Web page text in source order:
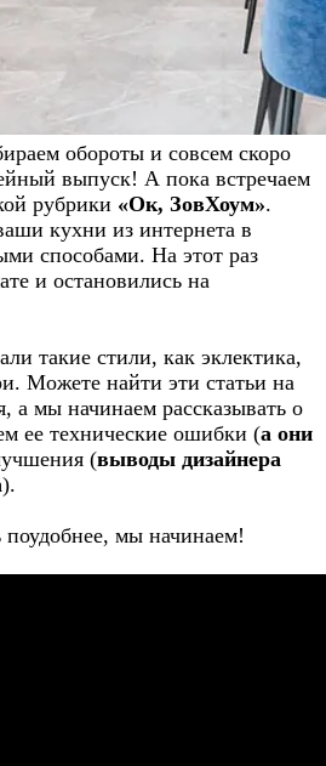
обороты и совсем скоро
выпуск! А пока встречаем
рубрики «Ок, ЗовХоум».
кухни из интернета в
способами. На этот раз
и остановились на
такие стили, как эклектика,
Можете найти эти статьи на
а мы начинаем рассказывать о
ее технические ошибки (а они
(выводы дизайнера
).
поудобнее, мы начинаем!